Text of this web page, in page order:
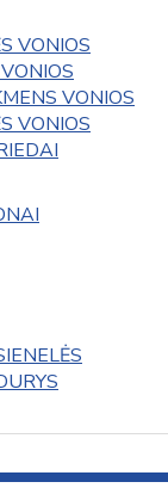
VONIOS
VONIOS
VONIOS